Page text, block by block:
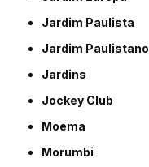
Jardim Paulista
Jardim Paulistano
Jardins
Jockey Club
Moema
Morumbi